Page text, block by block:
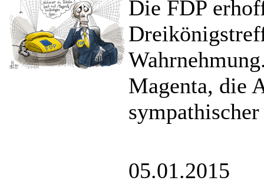
Die FDP
Magenta, die
05.01.2015